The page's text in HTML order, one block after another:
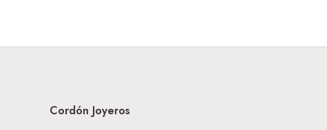
Cordón Joyeros